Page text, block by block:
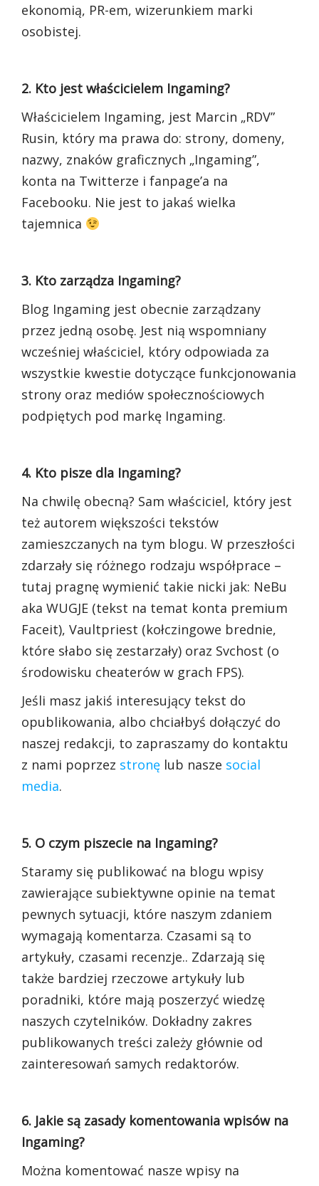
ekonomią, PR-em, wizerunkiem marki
osobistej.
2. Kto jest właścicielem Ingaming?
Właścicielem Ingaming, jest Marcin „RDV”
Rusin, który ma prawa do: strony, domeny,
nazwy, znaków graficznych „Ingaming”,
konta na Twitterze i fanpage’a na
Facebooku. Nie jest to jakaś wielka
tajemnica
3. Kto zarządza Ingaming?
Blog Ingaming jest obecnie zarządzany
przez jedną osobę. Jest nią wspomniany
wcześniej właściciel, który odpowiada za
wszystkie kwestie dotyczące funkcjonowania
strony oraz mediów społecznościowych
podpiętych pod markę Ingaming.
4. Kto pisze dla Ingaming?
Na chwilę obecną? Sam właściciel, który jest
też autorem większości tekstów
zamieszczanych na tym blogu. W przeszłości
zdarzały się różnego rodzaju współprace –
tutaj pragnę wymienić takie nicki jak: NeBu
aka WUGJE (tekst na temat konta premium
Faceit), Vaultpriest (kołczingowe brednie,
które słabo się zestarzały) oraz Svchost (o
środowisku cheaterów w grach FPS).
Jeśli masz jakiś interesujący tekst do
opublikowania, albo chciałbyś dołączyć do
naszej redakcji, to zapraszamy do kontaktu
z nami poprzez stronę lub nasze social
media.
5. O czym piszecie na Ingaming?
Staramy się publikować na blogu wpisy
zawierające subiektywne opinie na temat
pewnych sytuacji, które naszym zdaniem
wymagają komentarza. Czasami są to
artykuły, czasami recenzje.. Zdarzają się
także bardziej rzeczowe artykuły lub
poradniki, które mają poszerzyć wiedzę
naszych czytelników. Dokładny zakres
publikowanych treści zależy głównie od
zainteresowań samych redaktorów.
6. Jakie są zasady komentowania wpisów na
Ingaming?
Można komentować nasze wpisy na